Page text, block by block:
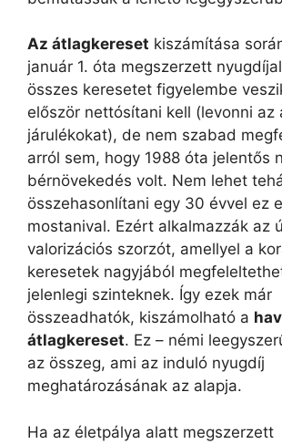
Az átlagkereset kiszámítása
január 1. óta megszerzett
összes keresetet figyelembe
először nettósítani kell (levonni az
járulékokat), de nem szabad
arról sem, hogy 1988 óta jelentős
bérnövekedés volt. Nem lehet
összehasonlítani egy 30 évvel ez
mostanival. Ezért alkalmazzák az
valorizációs szorzót, amellyel a
keresetek nagyjából
jelenlegi szinteknek. Így ezek már
összeadhatók, kiszámolható a
átlagkereset. Ez – némi
az összeg, ami az induló nyugdíj
meghatározásának az alapja.
Ha az életpálya alatt megszerzett